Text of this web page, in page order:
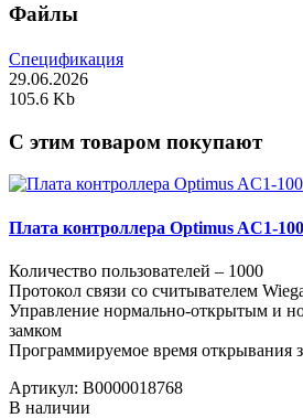
Файлы
Спецификация
29.06.2026
105.6 Kb
C этим товаром покупают
Плата контроллера Optimus AC1-100
Количество пользователей – 1000
Протокол связи со считывателем
Управление нормально-открытым и
замком
Программируемое время открывания
Артикул: В0000018768
В наличии